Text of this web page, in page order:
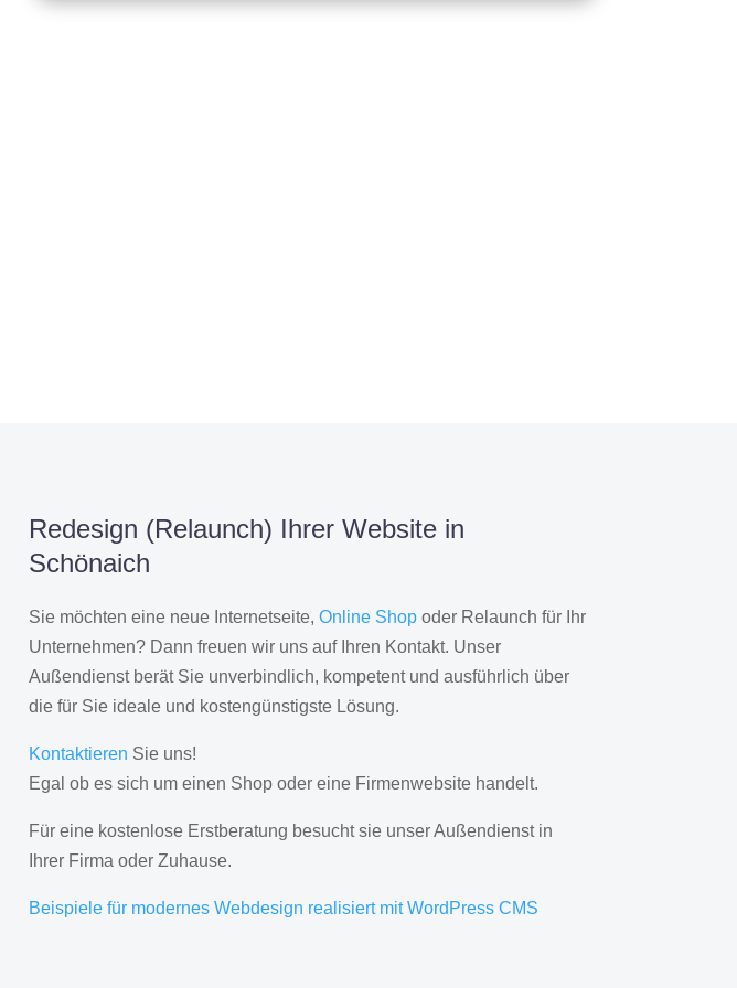
Redesign (Relaunch) Ihrer Website in
Schönaich
Sie möchten eine neue Internetseite, Online Shopoder Relaunch für Ihr
Unternehmen? Dann freuen wir uns auf Ihren Kontakt. Unser
Außendienst berät Sie unverbindlich, kompetent und ausführlich über
die für Sie ideale und kostengünstigste Lösung.
Kontaktieren Sie uns!
Egal ob es sich um einen Shop oder eine Firmenwebsite handelt.
Für eine kostenlose Erstberatung besucht sie unser Außendienst in
Ihrer Firma oder Zuhause.
Beispiele für modernes Webdesign realisiert mit WordPress CMS